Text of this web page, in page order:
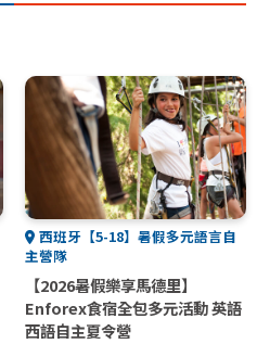
西班牙【5-18】暑假多元語言自
主營隊
【2026暑假樂享馬德里】
Enforex食宿全包多元活動 英語
西語自主夏令營